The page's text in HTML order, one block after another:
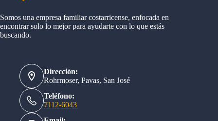
Somos una empresa familiar costarricense, enfocada en
encontrar solo lo mejor para ayudarte con lo que estás
buscando.
Dirección:
Rohrmoser, Pavas, San José
Teléfono:
7112-6043